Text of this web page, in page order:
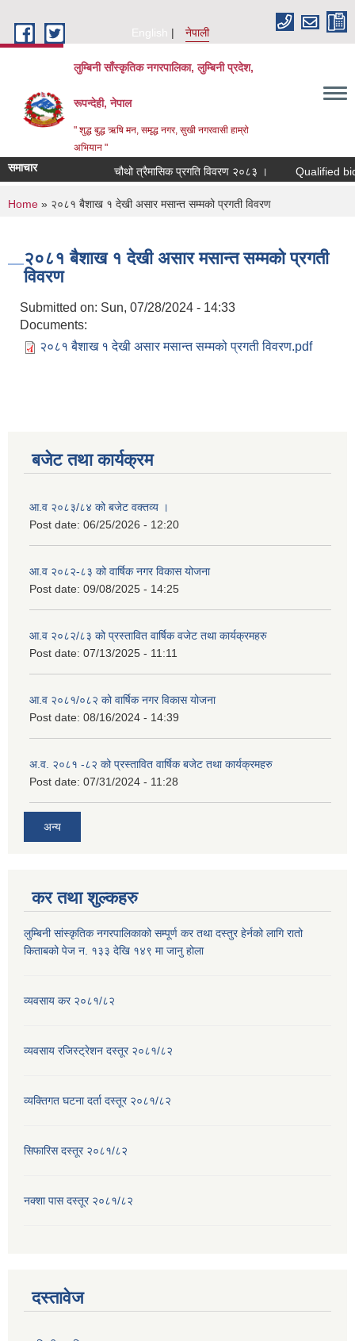
English
नेपाली
लुम्बिनी साँस्कृतिक नगरपालिका, लुम्बिनी प्रदेश,
रूपन्देही, नेपाल
" शुद्ध बुद्ध ऋषि मन, समृद्ध नगर, सुखी नगरवासी हाम्रो
अभियान "
समाचार चौथो त्रैमासिक प्रगति विवरण २०८३ । Qualified bidders
You are here
Home » २०८१ बैशाख १ देखी असार मसान्त सम्मको प्रगती विवरण
२०८१ बैशाख १ देखी असार मसान्त सम्मको प्रगती
विवरण
Submitted on: Sun, 07/28/2024 - 14:33
Documents:
२०८१ बैशाख १ देखी असार मसान्त सम्मको प्रगती विवरण.pdf
बजेट तथा कार्यक्रम
आ.व २०८३/८४ को बजेट वक्तव्य ।
Post date: 06/25/2026 - 12:20
आ.व २०८२-८३ को वार्षिक नगर विकास योजना
Post date: 09/08/2025 - 14:25
आ.व २०८२/८३ को प्रस्तावित वार्षिक वजेट तथा कार्यक्रमहरु
Post date: 07/13/2025 - 11:11
आ.व २०८१/०८२ को वार्षिक नगर विकास योजना
Post date: 08/16/2024 - 14:39
अ.व. २०८१ -८२ को प्रस्तावित वार्षिक बजेट तथा कार्यक्रमहरु
Post date: 07/31/2024 - 11:28
अन्य
कर तथा शुल्कहरु
लुम्बिनी सांस्कृतिक नगरपालिकाको सम्पूर्ण कर तथा दस्तुर हेर्नको लागि रातो
किताबको पेज न. १३३ देखि १४९ मा जानु होला
व्यवसाय कर २०८१/८२
व्यवसाय रजिस्ट्रेशन दस्तूर २०८१/८२
व्यक्तिगत घटना दर्ता दस्तूर २०८१/८२
सिफारिस दस्तूर २०८१/८२
नक्शा पास दस्तूर २०८१/८२
दस्तावेज